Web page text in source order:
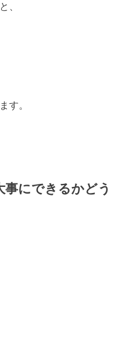
、
す。
事にできるかどう